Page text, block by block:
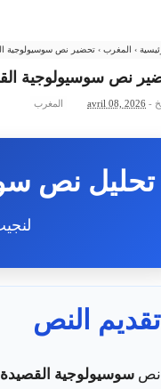
› المغرب › تحضير نص سوسيولوجية
نص سوسيولوجية
-
avril 08, 2026 المغرب
تحليل نص
تقديم النص
نص سوسيولوجية القصيدة